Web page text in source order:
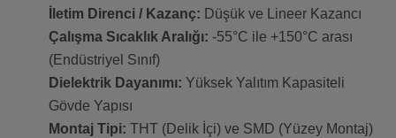
İletim Direnci / Kazanç: Düşük ve Lineer Kazancı
Çalışma Sıcaklık Aralığı: -55°C ile +150°C arası
(Endüstriyel Sınıf)
Dielektrik Dayanımı: Yüksek Yalıtım Kapasiteli
Gövde Yapısı
Montaj Tipi: THT (Delik İçi) ve SMD (Yüzey Montaj)